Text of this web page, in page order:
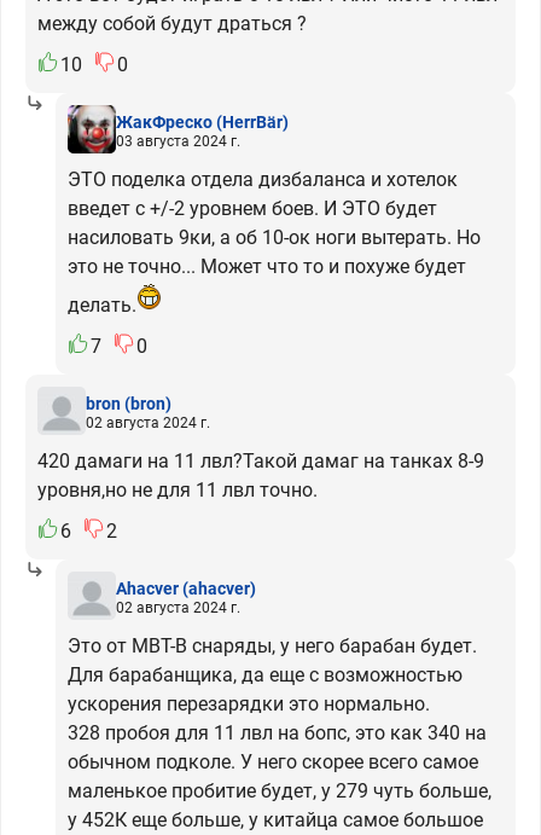
между собой будут драться ?
10
0
ЖакФреско(HerrBär)
03 августа 2024 г.
ЭТО поделка отдела дизбаланса и хотелок
введет с +/-2 уровнем боев. И ЭТО будет
насиловать 9ки, а об 10-ок ноги вытерать. Но
это не точно... Может что то и похуже будет
делать.
7
0
bron(bron)
02 августа 2024 г.
420 дамаги на 11 лвл?Такой дамаг на танках 8-9
уровня,но не для 11 лвл точно.
6
2
Ahacver(ahacver)
02 августа 2024 г.
Это от MBT-B снаряды, у него барабан будет.
Для барабанщика, да еще с возможностью
ускорения перезарядки это нормально.
328 пробоя для 11 лвл на бопс, это как 340 на
обычном подколе. У него скорее всего самое
маленькое пробитие будет, у 279 чуть больше,
у 452К еще больше, у китайца самое большое